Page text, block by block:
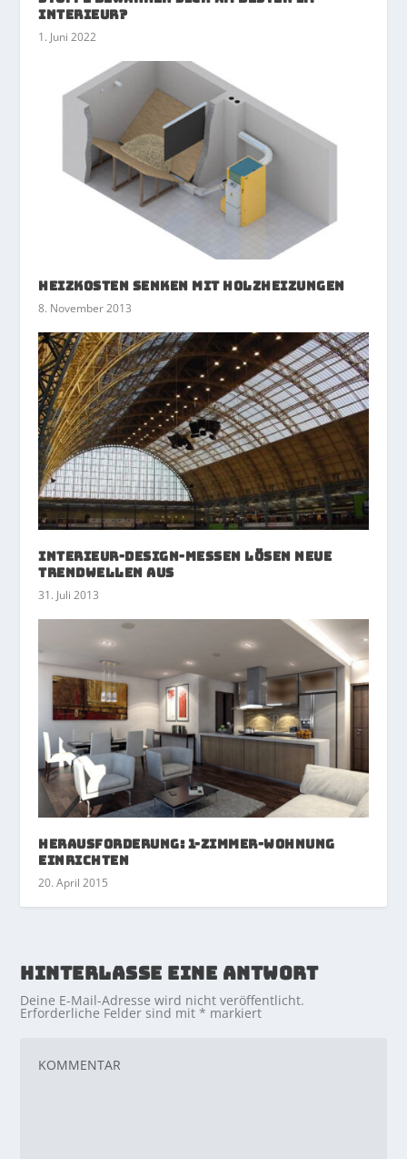
Interieur?
1. Juni 2022
Heizkosten senken mit Holzheizungen
8. November 2013
Interieur-Design-Messen lösen neue
Trendwellen aus
31. Juli 2013
Herausforderung: 1-Zimmer-Wohnung
einrichten
20. April 2015
HINTERLASSE EINE ANTWORT
Deine E-Mail-Adresse wird nicht veröffentlicht.
Erforderliche Felder sind mit* markiert